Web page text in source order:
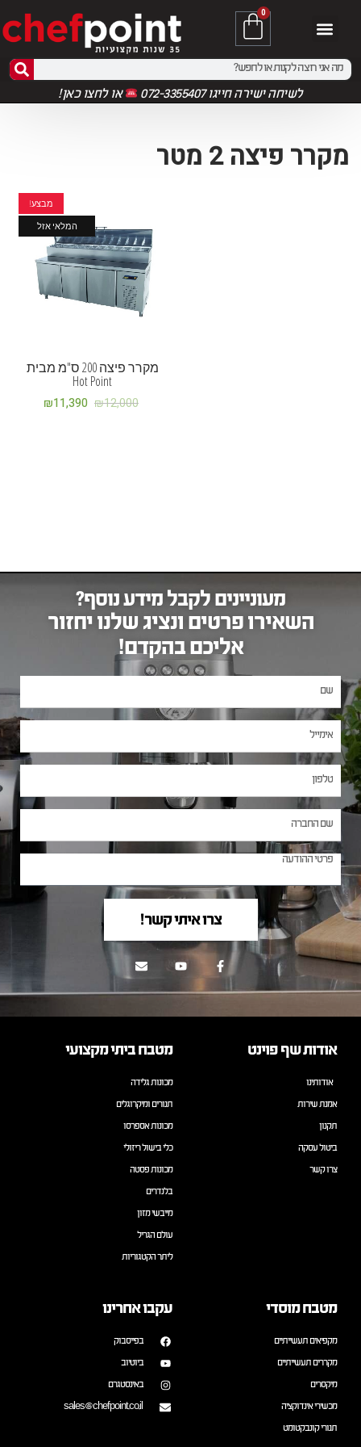
0
לשיחה ישירה חייגו 072-3355407 אולחצו כאן!
מקרר פיצה 2 מטר
מבצע!
המלאי אזל
מקרר פיצה 200 ס"מ מבית
Hot Point
₪12,000
₪11,390
מעוניינים לקבל מידע נוסף?
השאירו פרטים ונציג שלנו יחזור
אליכם בהקדם!
צרו איתי קשר!
אודות שף פוינט
אודותינו
אמנת שירות
תקנון
ביטול עסקה
צרו קשר
מטבח ביתי מקצועי
מכונות גלידה
תנורים ומיקרוגלים
מכונות אספרסו
כלי בישול ריזולי
מכונות פסטה
בלנדרים
מייבשי מזון
עולם הגריל
ליתר הקטגוריות
מטבח מוסדי
מקפיאים תעשייתיים
מקררים תעשייתיים
מיקסרים
מכשירי אינדוקציה
תנורי קונבקטומט
עקבו אחרינו
בפייסבוק
ביוטיוב
באינסטגרם
sales@chefpoint.co.il